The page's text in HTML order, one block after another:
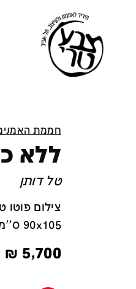
חממת
ללא
טל דותן
צילום
90x105 ס''מ
5,700
₪